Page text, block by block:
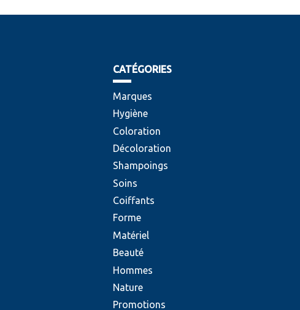
CATÉGORIES
Marques
Hygiène
Coloration
Décoloration
Shampoings
Soins
Coiffants
Forme
Matériel
Beauté
Hommes
Nature
Promotions